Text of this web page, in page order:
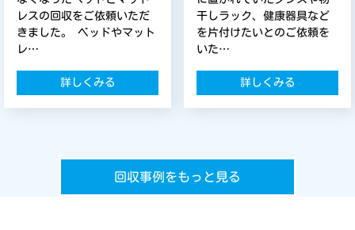
詳しくみる
レスの回収をご依頼いただ
きました。 ベッドやマット
レ…
詳しくみる
干しラック、健康器具など
を片付けたいとのご依頼を
いた…
回収事例をもっと見る